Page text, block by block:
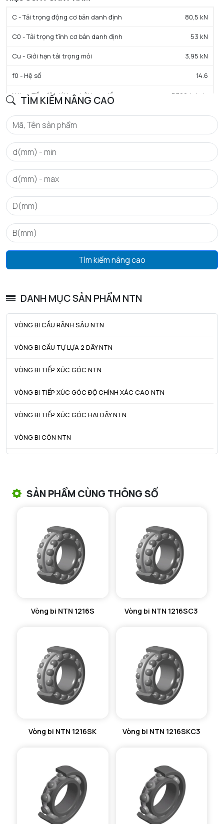
TÌM KIẾM NÂNG CAO
Tìm kiếm nâng cao
DANH MỤC SẢN PHẨM NTN
VÒNG BI CẦU RÃNH SÂU NTN
VÒNG BI CẦU TỰ LỰA 2 DÃY NTN
VÒNG BI TIẾP XÚC GÓC NTN
VÒNG BI TIẾP XÚC GÓC ĐỘ CHÍNH XÁC CAO NTN
VÒNG BI TIẾP XÚC GÓC HAI DÃY NTN
VÒNG BI CÔN NTN
VÒNG BI KIM NTN
VÒNG BI CHẶN TRỤC NTN
VÒNG BI LĂN TRỤ ĐẨY NTN
GỐI ĐỠ 2 NỬA NTN
MÁY GIA NHIỆT NTN
C - Tải trọng động cơ bản danh định 80,5 kN
C0 - Tải trọng tĩnh cơ bản danh định 53 kN
Cu - Giới hạn tải trọng mỏi 3,95 kN
f0 - Hệ số 14.6
N lim - Tốc độ giới hạn bôi trơn dầu 5300 tr/min
N lim - Tốc độ giới hạn bôi trơn mỡ 4500 tr/min
Tmin - Nhiệt độ hoạt động tối thiểu -40 °C
Tmax - Nhiệt độ hoạt động tối đa
GIỚI HẠN
da min - Đường kính vai tối thiểu IR 89 mm
Da max - Đường kính vai tối đa OR 131 mm
ra max - Bán kính góc lượn tối đa trục & vỏ
SẢN PHẨM CÙNG THÔNG SỐ
Vòng bi NTN 1216S Vòng bi NTN 1216SC3
Vòng bi NTN 1216SK Vòng bi NTN 1216SKC3